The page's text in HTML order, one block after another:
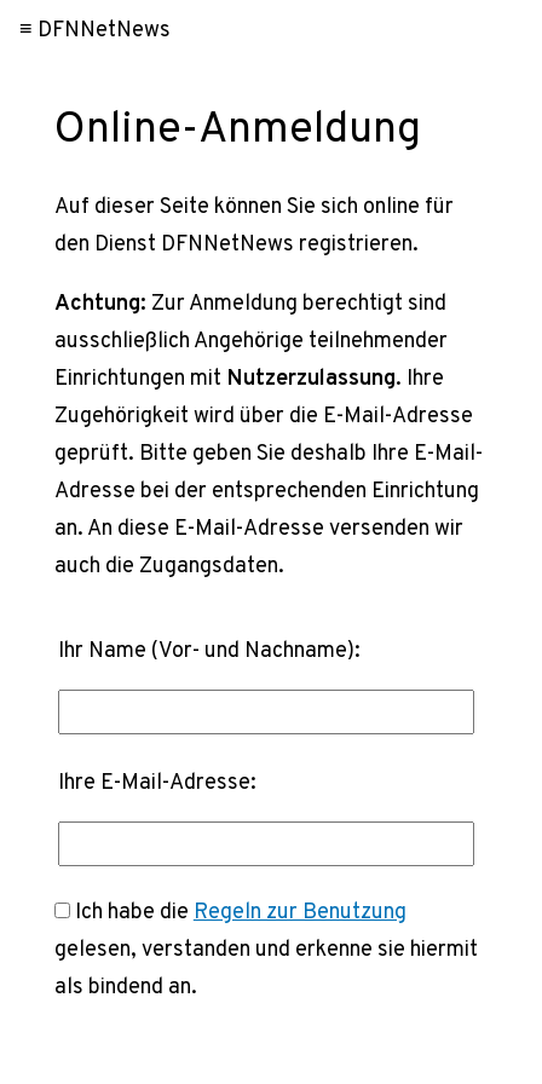
≡ DFNNetNews
Online-Anmeldung
Auf dieser Seite können Sie sich online für
den Dienst DFNNetNews registrieren.
Achtung: Zur Anmeldung berechtigt sind
ausschließlich Angehörige teilnehmender
Einrichtungen mit Nutzerzulassung. Ihre
Zugehörigkeit wird über die E-Mail-Adresse
geprüft. Bitte geben Sie deshalb Ihre E-Mail-
Adresse bei der entsprechenden Einrichtung
an. An diese E-Mail-Adresse versenden wir
auch die Zugangsdaten.
Ihr Name (Vor- und Nachname):
Ihre E-Mail-Adresse:
Ich habe die Regeln zur Benutzung
gelesen, verstanden und erkenne sie hiermit
als bindend an.